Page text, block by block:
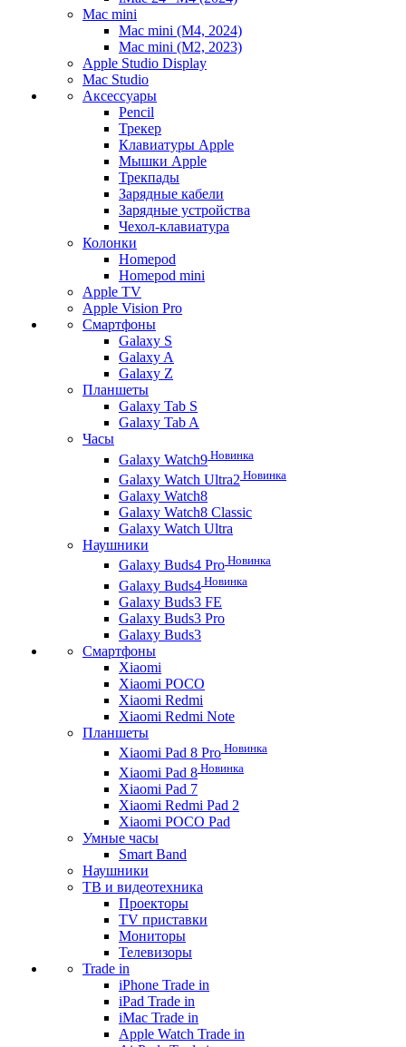
Mac mini
Mac mini (M4, 2024)
Mac mini (M2, 2023)
Apple Studio Display
Mac Studio
Аксессуары
Pencil
Трекер
Клавиатуры Apple
Мышки Apple
Трекпады
Зарядные кабели
Зарядные устройства
Чехол-клавиатура
Колонки
Homepod
Homepod mini
Apple TV
Apple Vision Pro
Смартфоны
Galaxy S
Galaxy A
Galaxy Z
Планшеты
Galaxy Tab S
Galaxy Tab A
Часы
Galaxy Watch9 Новинка
Galaxy Watch Ultra2 Новинка
Galaxy Watch8
Galaxy Watch8 Classic
Galaxy Watch Ultra
Наушники
Galaxy Buds4 Pro Новинка
Galaxy Buds4 Новинка
Galaxy Buds3 FE
Galaxy Buds3 Pro
Galaxy Buds3
Смартфоны
Xiaomi
Xiaomi POCO
Xiaomi Redmi
Xiaomi Redmi Note
Планшеты
Xiaomi Pad 8 Pro Новинка
Xiaomi Pad 8 Новинка
Xiaomi Pad 7
Xiaomi Redmi Pad 2
Xiaomi POCO Pad
Умные часы
Smart Band
Наушники
ТВ и видеотехника
Проекторы
TV приставки
Мониторы
Телевизоры
Trade in
iPhone Trade in
iPad Trade in
iMac Trade in
Apple Watch Trade in